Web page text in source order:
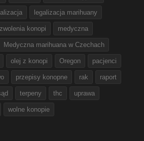
legalizacja marihuany
konopi medyczna
Medyczna marihuana w Czechach
olej z konopi Oregon pacjenci
przepisy konopne rak raport
terpeny thc uprawa
wolne konopie